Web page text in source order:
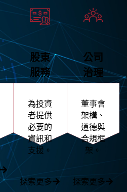
股東
服務
為投資
者提供
必要的
資訊和
支援。
探索更多
公司
治理
董事會
架構、
道德與
合規框
架。
探索更多